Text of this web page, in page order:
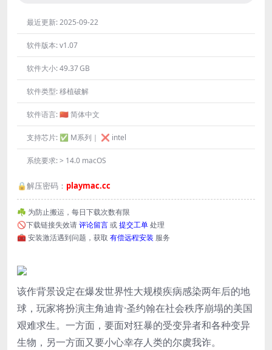
最近更新:2025-09-22
软件版本:v1.07
软件大小:49.37 GB
软件类型:移植破解
软件语言:🇨🇳 简体中文
支持芯片: ✅ M系列｜ ❌ intel
系统要求:> 14.0 macOS
🔒解压密码： playmac.cc
☘️ 为防止搬运，每日下载次数有限
🚫下载链接失效请评论留言或提交工单处理
🧰 安装激活遇到问题，获取 有偿远程安装 服务
该作背景设定在爆发世界性大规模疾病感染两年后的地
球，玩家将扮演主角迪肯·圣约翰在社会秩序崩塌的美国
艰难求生。一方面，要面对狂暴的受变异者和各种变异
生物，另一方面又要小心幸存人类的尔虞我诈。